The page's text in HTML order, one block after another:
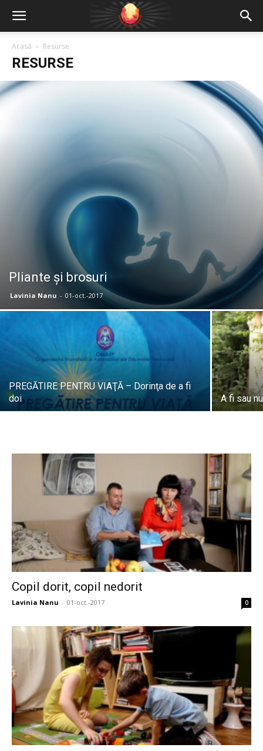
Acasă Resurse
RESURSE
Pliante și brosuri
Lavinia Nanu - 01-oct.-2017
PREGĂTIRE PENTRU VIAŢĂ – Dorinţa de a fi
doi
A fi sau
Copil dorit, copil nedorit
Lavinia Nanu - 01-oct.-2017 0